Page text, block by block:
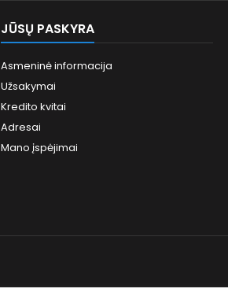
JŪSŲ PASKYRA
Asmeninė informacija
Užsakymai
Kredito kvitai
Adresai
Mano įspėjimai